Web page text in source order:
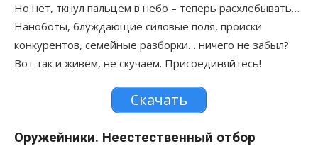
Но нет, ткнул пальцем в небо – теперь расхлебывать…
Наноботы, блуждающие силовые поля, происки
конкурентов, семейные разборки… ничего не забыл?
Вот так и живем, не скучаем. Присоединяйтесь!
Скачать
Оружейники. Неестественный отбор